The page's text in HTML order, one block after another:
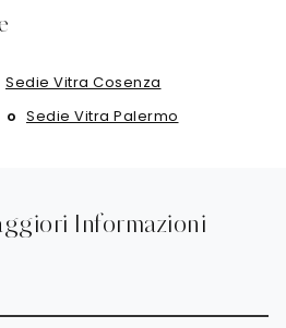
Sedie Vitra Cosenza
Sedie Vitra Palermo
Informazioni